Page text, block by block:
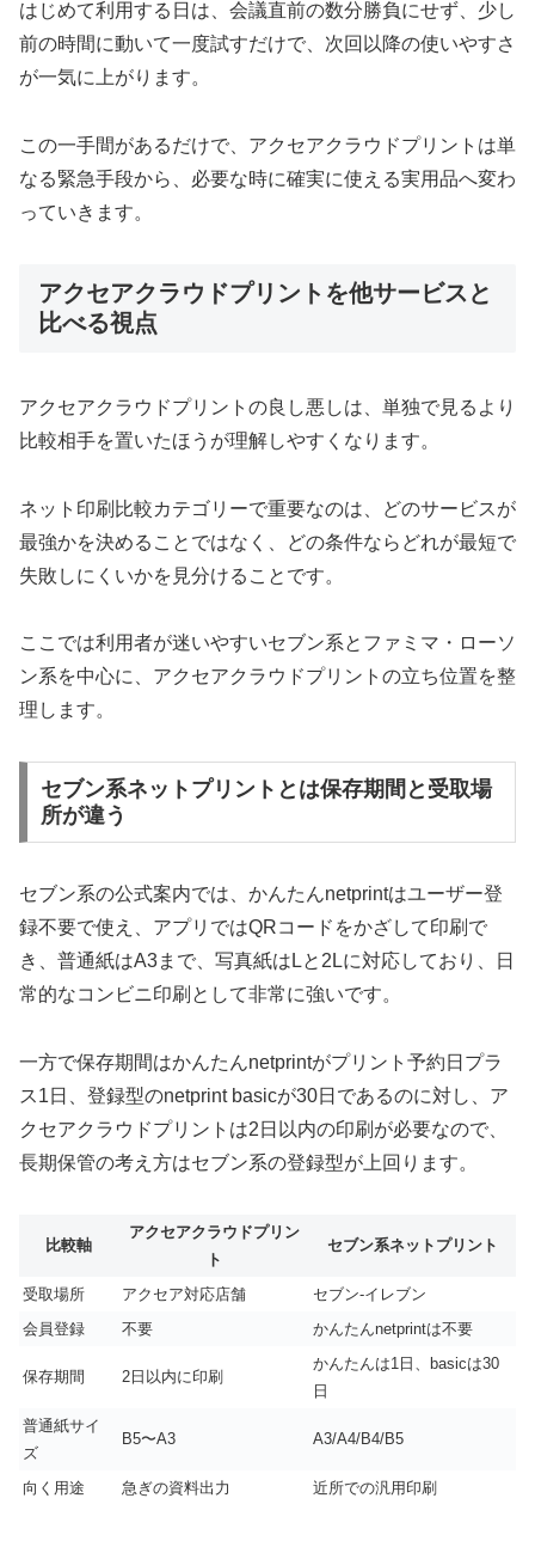
はじめて利用する日は、会議直前の数分勝負にせず、少し
前の時間に動いて一度試すだけで、次回以降の使いやすさ
が一気に上がります。
この一手間があるだけで、アクセアクラウドプリントは単
なる緊急手段から、必要な時に確実に使える実用品へ変わ
っていきます。
アクセアクラウドプリントを他サービスと
比べる視点
アクセアクラウドプリントの良し悪しは、単独で見るより
比較相手を置いたほうが理解しやすくなります。
ネット印刷比較カテゴリーで重要なのは、どのサービスが
最強かを決めることではなく、どの条件ならどれが最短で
失敗しにくいかを見分けることです。
ここでは利用者が迷いやすいセブン系とファミマ・ローソ
ン系を中心に、アクセアクラウドプリントの立ち位置を整
理します。
セブン系ネットプリントとは保存期間と受取場
所が違う
セブン系の公式案内では、かんたんnetprintはユーザー登
録不要で使え、アプリではQRコードをかざして印刷で
き、普通紙はA3まで、写真紙はLと2Lに対応しており、日
常的なコンビニ印刷として非常に強いです。
一方で保存期間はかんたんnetprintがプリント予約日プラ
ス1日、登録型のnetprint basicが30日であるのに対し、ア
クセアクラウドプリントは2日以内の印刷が必要なので、
長期保管の考え方はセブン系の登録型が上回ります。
比較軸
アクセアクラウドプリン
ト
セブン系ネットプリント
受取場所 アクセア対応店舗
セブン‐イレブン
会員登録
不要 かんたんnetprintは不要
保存期間 2日以内に印刷
かんたんは1日、basicは30
日
普通紙サイ
ズ
B5〜A3 A3/A4/B4/B5
向く用途 急ぎの資料出力 近所での汎用印刷